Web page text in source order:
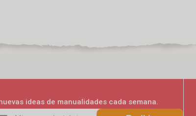
ideas de manualidades cada semana.